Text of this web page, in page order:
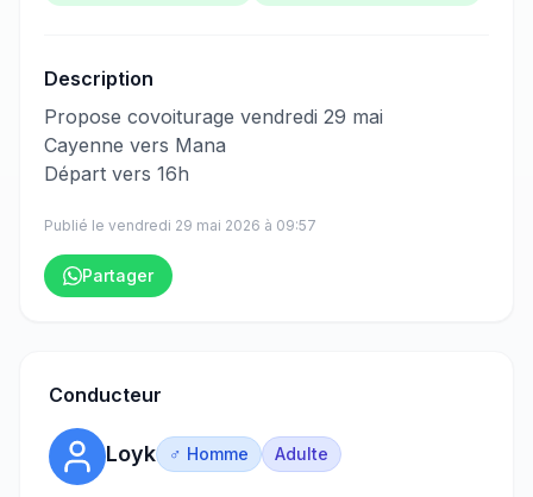
Description
​‌​‍​‌‌​​​‌‌​‌‌​‌‌​‌​‌‌‌​​​​​‌‌‌​​​‌​‌‌‌‌​​​​‌‌​​‌‌​​‌‌​​‌​‌​​‌‌‌​​​​​‌‌​‌‌‌​​‌‌​​​​​​‌‌​​​​​​‌‌​​​‌​‌‌‌​​​‌​‌‌​‌​‌‌​‌‌‌‌​‌​​​‌‌​​​​​​‌‌​‌​​​‌‌​‌‌‌‌​​‌‌​​​‌​‌‌​​​​‌​‌‌​​​​‌​‌‌​‌‌‌​​​‌‌​​‌‌​‌‌​‌​​​​​‌‌​‌​‌‍Propose covoiturage vendredi 29 mai
Cayenne vers Mana
Départ vers 16h
Publié le vendredi 29 mai 2026 à 09:57
Partager
Conducteur
Loyk ♂ Homme Adulte